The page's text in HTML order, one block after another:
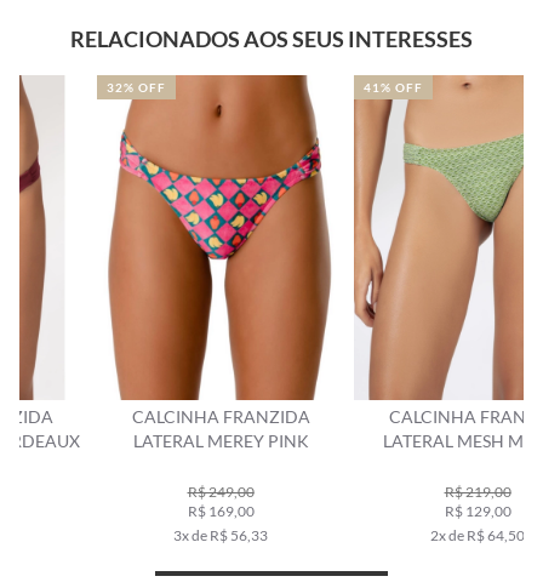
RELACIONADOS AOS SEUS INTERESSES
CALCINHA FRANZIDA
LATERAL MEREY PINK
3x de R$ 56,33
CALCINHA FRANZIDA
LATERAL MESH MALIBU
2x de R$ 64,50
41% OFF